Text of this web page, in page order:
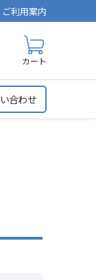
ご利用案内
カート
合わせ